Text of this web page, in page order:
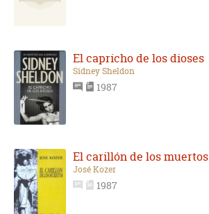
El capricho de los dioses
Sidney Sheldon
1987
El carillón de los muertos
José Kozer
1987